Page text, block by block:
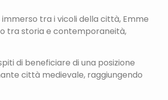
tra i vicoli della città, Emme
tra storia e contemporaneità,
di beneficiare di una posizione
città medievale, raggiungendo